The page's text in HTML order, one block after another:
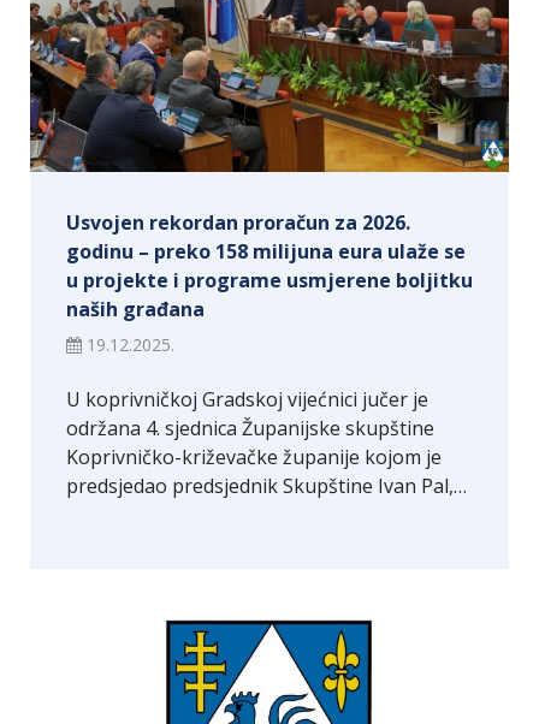
Usvojen rekordan proračun za 2026.
godinu – preko 158 milijuna eura ulaže se
u projekte i programe usmjerene boljitku
naših građana
19.12.2025.
U koprivničkoj Gradskoj vijećnici jučer je
održana 4. sjednica Županijske skupštine
Koprivničko-križevačke županije kojom je
predsjedao predsjednik Skupštine Ivan Pal,…